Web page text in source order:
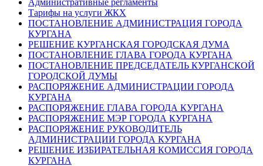
Тарифы на услуги ЖКХ
ПОСТАНОВЛЕНИЕ АДМИНИСТРАЦИЯ ГОРОДА
КУРГАНА
РЕШЕНИЕ КУРГАНСКАЯ ГОРОДСКАЯ ДУМА
ПОСТАНОВЛЕНИЕ ГЛАВА ГОРОДА КУРГАНА
ПОСТАНОВЛЕНИЕ ПРЕДСЕДАТЕЛЬ КУРГАНСКОЙ
ГОРОДСКОЙ ДУМЫ
РАСПОРЯЖЕНИЕ АДМИНИСТРАЦИИ ГОРОДА
КУРГАНА
РАСПОРЯЖЕНИЕ ГЛАВА ГОРОДА КУРГАНА
РАСПОРЯЖЕНИЕ МЭР ГОРОДА КУРГАНА
РАСПОРЯЖЕНИЕ РУКОВОДИТЕЛЬ
АДМИНИСТРАЦИИ ГОРОДА КУРГАНА
РЕШЕНИЕ ИЗБИРАТЕЛЬНАЯ КОМИССИЯ ГОРОДА
КУРГАНА